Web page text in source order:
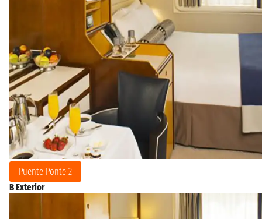
Puente Ponte 2
B Exterior